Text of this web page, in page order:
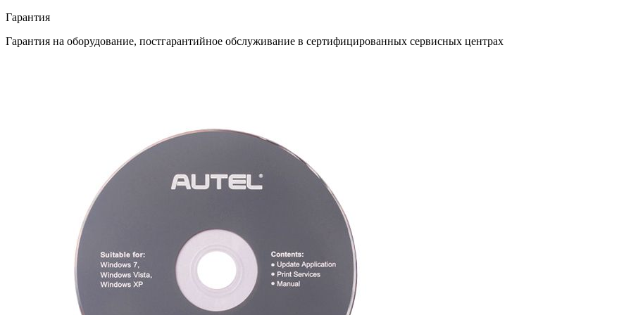
Гарантия
Гарантия на оборудование, постгарантийное обслуживание в сертифицированных сервисных центрах